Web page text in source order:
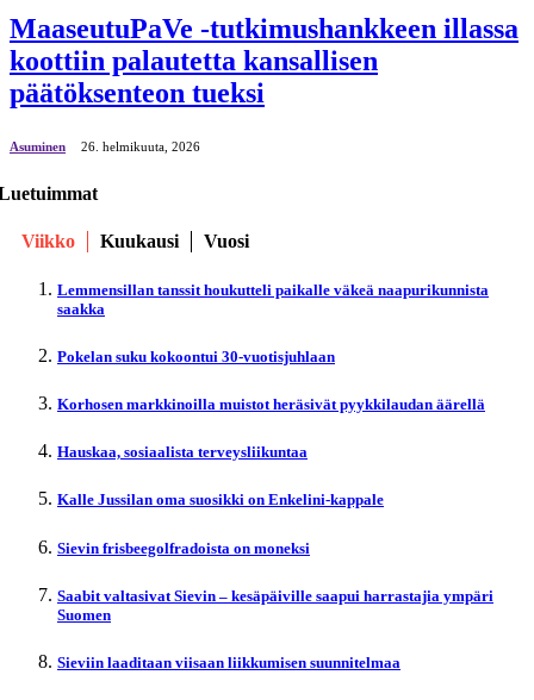
MaaseutuPaVe -tutkimushankkeen illassa
koottiin palautetta kansallisen
päätöksenteon tueksi
Asuminen 26. helmikuuta, 2026
Viikko Kuukausi Vuosi
Lemmensillan tanssit houkutteli paikalle väkeä naapurikunnista
saakka
Pokelan suku kokoontui 30-vuotisjuhlaan
Korhosen markkinoilla muistot heräsivät pyykkilaudan äärellä
Hauskaa, sosiaalista terveysliikuntaa
Kalle Jussilan oma suosikki on Enkelini-kappale
Sievin frisbeegolfradoista on moneksi
Saabit valtasivat Sievin – kesäpäiville saapui harrastajia ympäri
Suomen
Sieviin laaditaan viisaan liikkumisen suunnitelmaa